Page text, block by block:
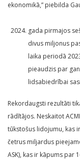
ekonomikā,” piebilda
gada pirmajos
divus miljonus
laika periodā
pieaudzis par
lidsabiedrībai
Rekordaugsti rezultāti
rādītājos. Neskaitot
tūkstošus lidojumu, kas
četrus miljardus
ASK), kas ir kāpums par